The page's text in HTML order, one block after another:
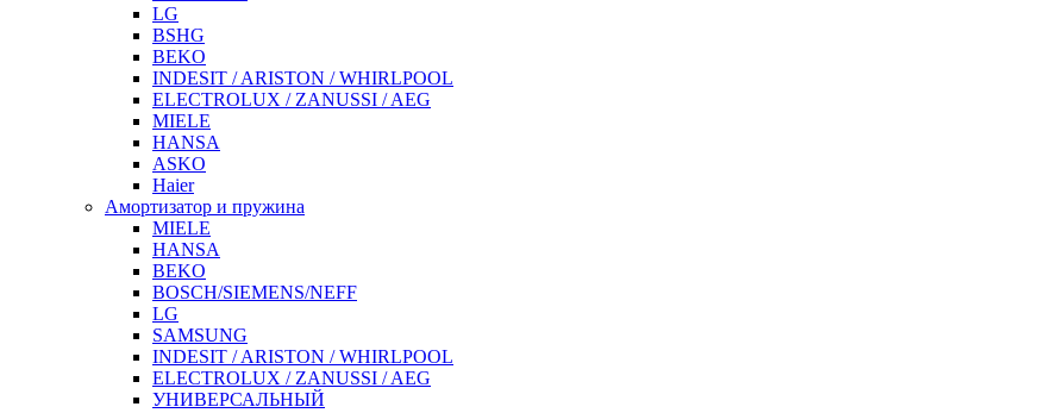
LG
BSHG
BEKO
INDESIT / ARISTON / WHIRLPOOL
ELECTROLUX / ZANUSSI / AEG
MIELE
HANSA
ASKO
Haier
Амортизатор и пружина
MIELE
HANSA
BEKO
BOSCH/SIEMENS/NEFF
LG
SAMSUNG
INDESIT / ARISTON / WHIRLPOOL
ELECTROLUX / ZANUSSI / AEG
УНИВЕРСАЛЬНЫЙ